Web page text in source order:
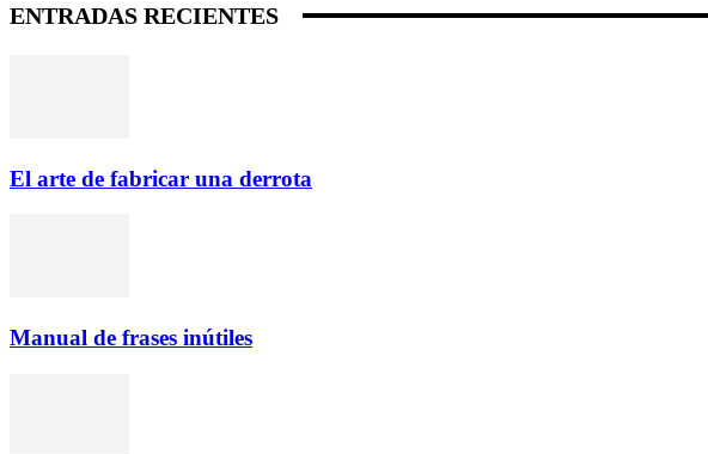
ENTRADAS RECIENTES
El arte de fabricar una derrota
Manual de frases inútiles